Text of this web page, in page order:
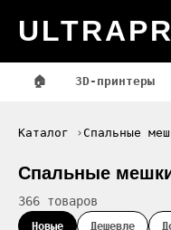
🏠 3D-принтеры
Каталог Спальные
Спальные
366 товаров
Новые Дешевле